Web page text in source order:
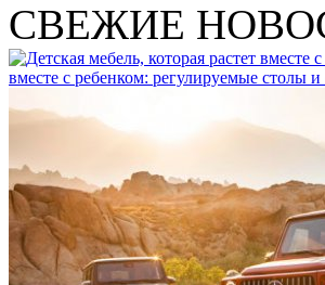
СВЕЖИЕ
вместе с ребенком: регулируемые столы